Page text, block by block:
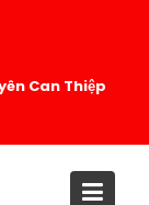
Can Thiệp